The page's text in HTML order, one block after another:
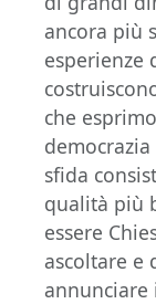
ancora più
esperienze
che
sfida
qualità più
essere
ascoltare